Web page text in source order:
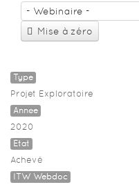
Mise à zéro
Type
Projet Exploratoire
Année
2020
Etat
Achevé
ITW Webdoc